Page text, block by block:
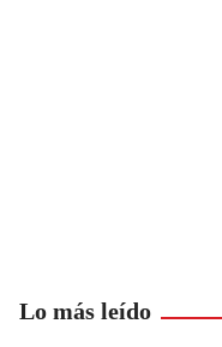
Lo más leído